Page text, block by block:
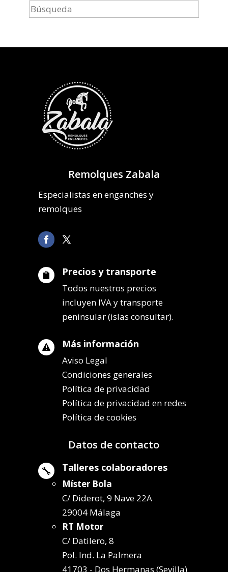
Remolques Zabala
Especialistas en enganches y
remolques
 Precios y transporte
Todos nuestros precios
incluyen IVA y transporte
peninsular (islas consultar).
 Más información
Aviso Legal
Condiciones generales
Política de privacidad
Política de privacidad en redes
Política de cookies
Datos de contacto
 Talleres colaboradores
Míster Bola
C/ Diderot, 9 Nave 22A
29004 Málaga
RT Motor
C/ Datilero, 8
Pol. Ind. La Palmera
41703 - Dos Hermanas (Sevilla)